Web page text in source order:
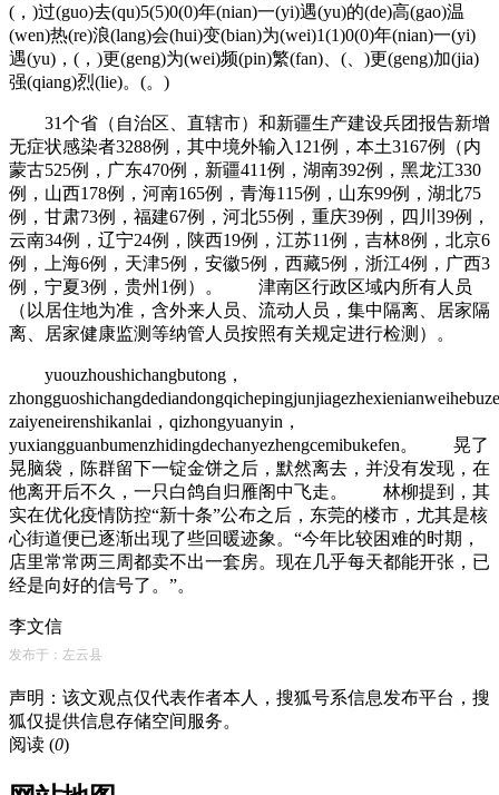
(，)过(guo)去(qu)5(5)0(0)年(nian)一(yi)遇(yu)的(de)高(gao)温
(wen)热(re)浪(lang)会(hui)变(bian)为(wei)1(1)0(0)年(nian)一(yi)
遇(yu)，(，)更(geng)为(wei)频(pin)繁(fan)、(、)更(geng)加(jia)
强(qiang)烈(lie)。(。)
31个省（自治区、直辖市）和新疆生产建设兵团报告新增
无症状感染者3288例，其中境外输入121例，本土3167例（内
蒙古525例，广东470例，新疆411例，湖南392例，黑龙江330
例，山西178例，河南165例，青海115例，山东99例，湖北75
例，甘肃73例，福建67例，河北55例，重庆39例，四川39例，
云南34例，辽宁24例，陕西19例，江苏11例，吉林8例，北京6
例，上海6例，天津5例，安徽5例，西藏5例，浙江4例，广西3
例，宁夏3例，贵州1例）。 津南区行政区域内所有人员
（以居住地为准，含外来人员、流动人员，集中隔离、居家隔
离、居家健康监测等纳管人员按照有关规定进行检测）。
yuouzhoushichangbutong，
zaiyeneirenshikanlai，qizhongyuanyin，
yuxiangguanbumenzhidingdechanyezhengcemibukefen。 晃了
晃脑袋，陈群留下一锭金饼之后，默然离去，并没有发现，在
他离开后不久，一只白鸽自归雁阁中飞走。 林柳提到，其
实在优化疫情防控“新十条”公布之后，东莞的楼市，尤其是核
心街道便已逐渐出现了些回暖迹象。“今年比较困难的时期，
店里常常两三周都卖不出一套房。现在几乎每天都能开张，已
经是向好的信号了。”。
李文信
发布于：左云县
声明：该文观点仅代表作者本人，搜狐号系信息发布平台，搜
狐仅提供信息存储空间服务。
阅读 (0)